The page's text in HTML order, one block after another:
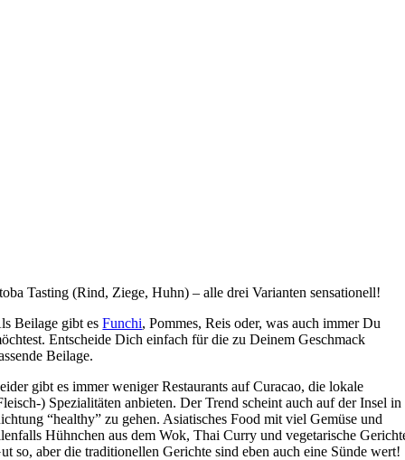
Tasting (Rind, Ziege, Huhn) – alle drei Varianten sensationell!
Beilage gibt esFunchi, Pommes, Reis oder, was auch immer Du
Entscheide Dich einfach für die zu Deinem Geschmack
Beilage.
gibt es immer weniger Restaurants auf Curacao, die lokale
) Spezialitäten anbieten. Der Trend scheint auch auf der Insel in
“healthy” zu gehen. Asiatisches Food mit viel Gemüse und
Hühnchen aus dem Wok, Thai Curry und vegetarische
so, aber die traditionellen Gerichte sind eben auch eine Sünde wert!